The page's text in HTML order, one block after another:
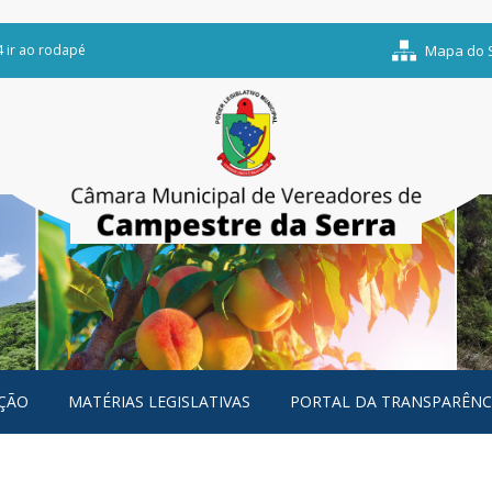
ir ao rodapé Mapa do
MATÉRIAS LEGISLATIVAS PORTAL DA